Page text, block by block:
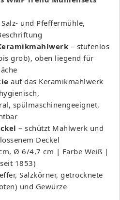
und Pfeffermühle,
– stufenlos
grob), oben liegend für
auf das Keramikmahlwerk
spülmaschinengeeignet,
– schützt Mahlwerk und
Deckel
Ø 6/4,7 cm | Farbe Weiß |
1853)
Salzkörner, getrocknete
und Gewürze